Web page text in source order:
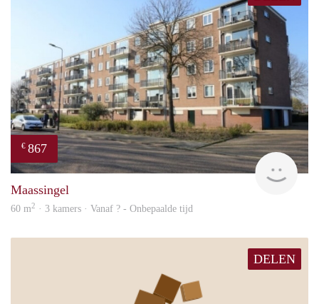
€ 867
Maassingel
60 m2 · 3 kamers · Vanaf ? - Onbepaalde tijd
DELEN